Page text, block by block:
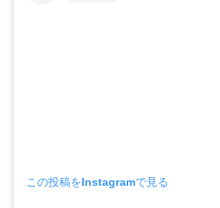
この投稿をInstagramで見る